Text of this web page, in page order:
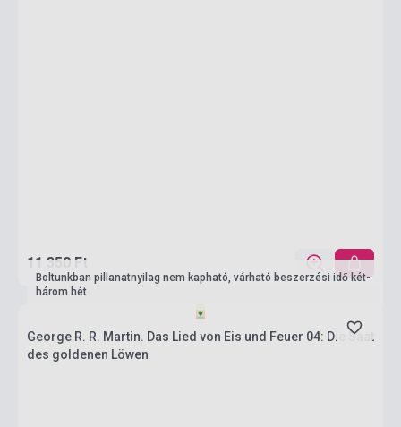
11 350 Ft
Boltunkban pillanatnyilag nem kapható, várható beszerzési idő két-
három hét
George R. R. Martin. Das Lied von Eis und Feuer 04: Die Saat
des goldenen Löwen